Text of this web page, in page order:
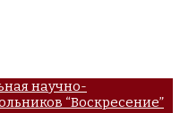
научно-
“Воскресение”